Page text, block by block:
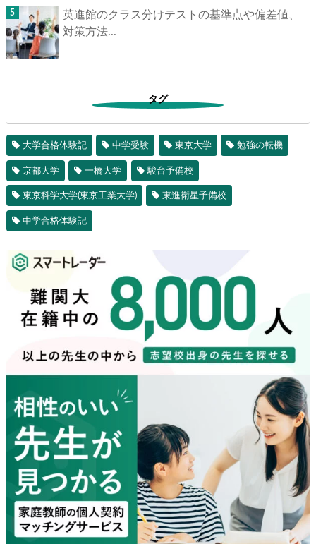
英進館のクラス分けテストの基準点や偏差値、
対策方法...
タグ
大学合格体験記 中学受験 東京大学 勉強の転機
京都大学 一橋大学 駿台予備校
東京科学大学(東京工業大学) 東進衛星予備校
中学合格体験記